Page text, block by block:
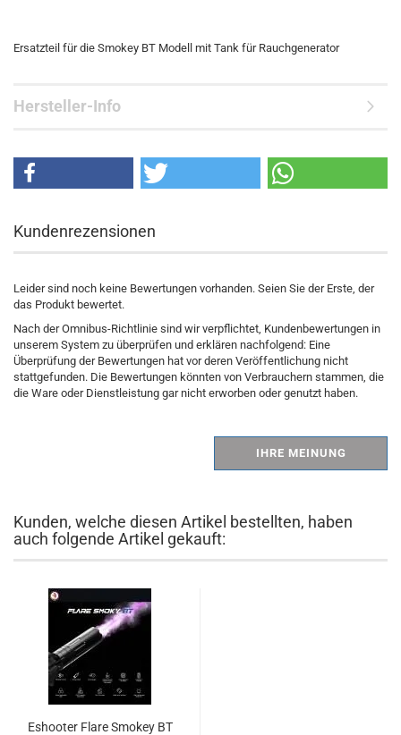
Ersatzteil für die Smokey BT Modell mit Tank für Rauchgenerator
Hersteller-Info
Kundenrezensionen
Leider sind noch keine Bewertungen vorhanden. Seien Sie der Erste, der
das Produkt bewertet.
Nach der Omnibus-Richtlinie sind wir verpflichtet, Kundenbewertungen in
unserem System zu überprüfen und erklären nachfolgend: Eine
Überprüfung der Bewertungen hat vor deren Veröffentlichung nicht
stattgefunden. Die Bewertungen könnten von Verbrauchern stammen, die
die Ware oder Dienstleistung gar nicht erworben oder genutzt haben.
IHRE MEINUNG
Kunden, welche diesen Artikel bestellten, haben
auch folgende Artikel gekauft:
Eshooter Flare Smokey BT